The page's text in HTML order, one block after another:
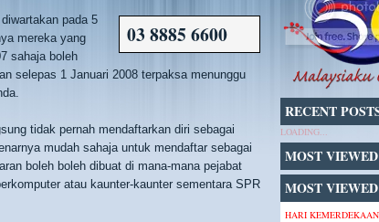
03 8885 6600
pada 5
mereka yang
sahaja boleh
selepas 1 Januari 2008 terpaksa menunggu
tidak pernah mendaftarkan diri sebagai
mudah sahaja untuk mendaftar sebagai
boleh boleh dibuat di mana-mana pejabat
atau kaunter-kaunter sementara SPR
RECENT
LOADING...
MOST
MOST
HARI